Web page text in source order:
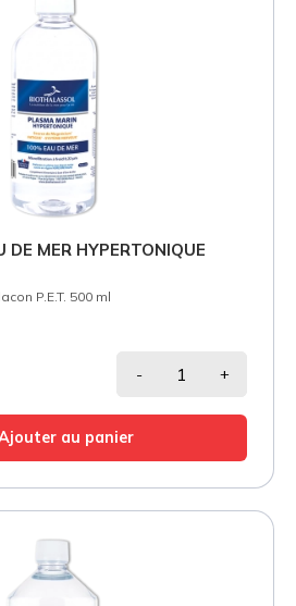
DE MER HYPERTONIQUE
P.E.T. 500 ml
- +
au panier